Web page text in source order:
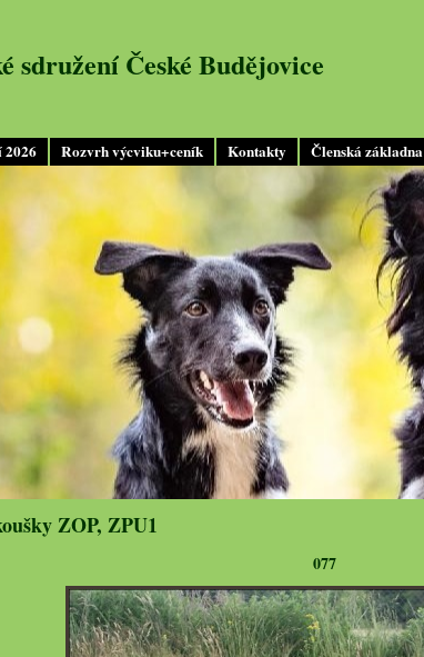
2026 Rozvrh výcviku+ceník Kontakty Členská základna
sdružení České Budějovice
ZOP, ZPU1
077